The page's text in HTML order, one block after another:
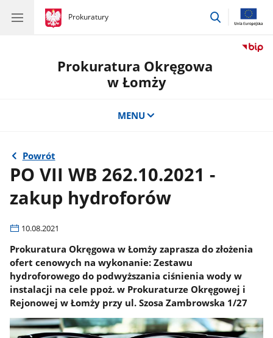
gov.pl
Prokuratury
gov.pl
Prokuratury
przejdź
Prokuratura Okręgowa
w Łomży
MENU
Powrót
PO VII WB 262.10.2021 -
zakup hydroforów
10.08.2021
Prokuratura Okręgowa w Łomży zaprasza do złożenia
ofert cenowych na wykonanie: Zestawu
hydroforowego do podwyższania ciśnienia wody w
instalacji na cele ppoż. w Prokuraturze Okręgowej i
Rejonowej w Łomży przy ul. Szosa Zambrowska 1/27